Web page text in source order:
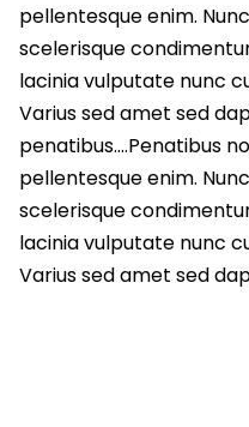
pellentesque enim.
scelerisque
lacinia vulputate nunc
Varius sed amet sed
penatibus….Penatibus
pellentesque enim.
scelerisque
lacinia vulputate nunc
Varius sed amet sed